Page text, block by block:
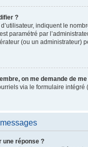
?
indiquent le
paramétré par
(ou un administrateur)
on me demande de
via le formulaire
une réponse ?